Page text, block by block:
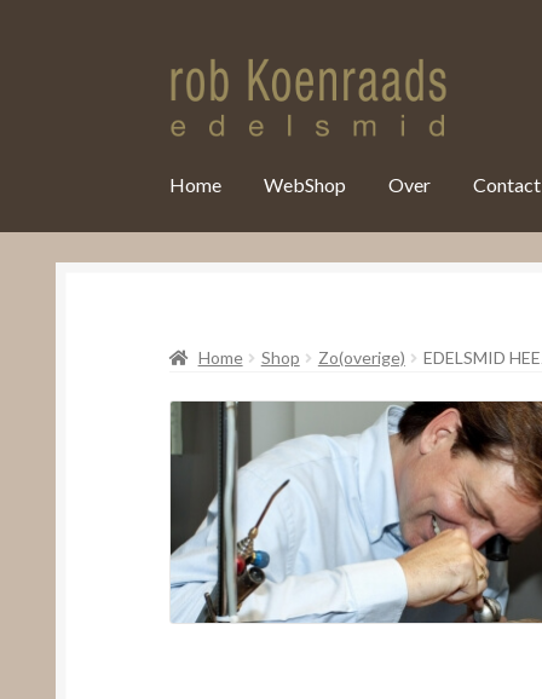
Home WebShop Over Contact
Home Shop Zo(overige) EDELSMID